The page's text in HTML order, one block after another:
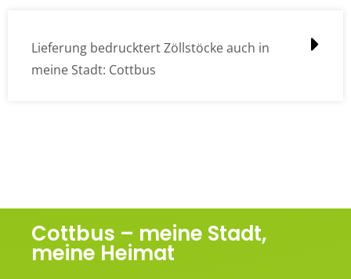
Lieferung bedrucktert Zöllstöcke auch in
meine Stadt: Cottbus
Cottbus – meine Stadt,
meine Heimat